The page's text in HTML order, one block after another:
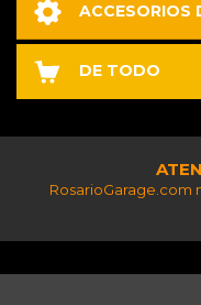
ACCESORIOS
DE TODO
RosarioGarage.com